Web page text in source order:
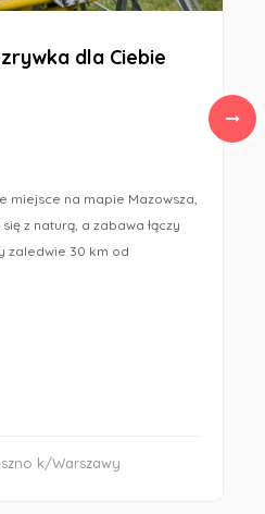
dla Ciebie
miejsce na mapie Mazowsza,
z naturą, a zabawa łączy
zaledwie 30 km od
k/Warszawy